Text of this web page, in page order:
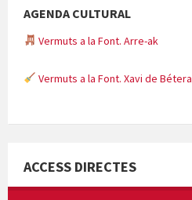
AGENDA CULTURAL
Vermuts a la Font. Arre-ak
Vermuts a la Font. Xavi de Bétera
ACCESS DIRECTES